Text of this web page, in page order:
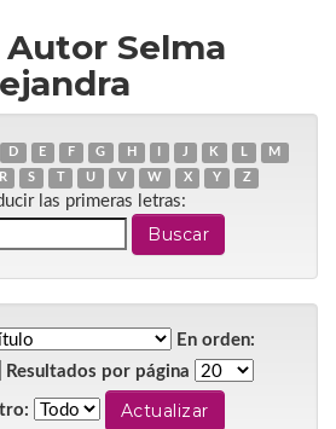
Selma
D E F G H J K L
M
R S U V W X Y Z
las primeras letras:
En orden:
Resultados por página